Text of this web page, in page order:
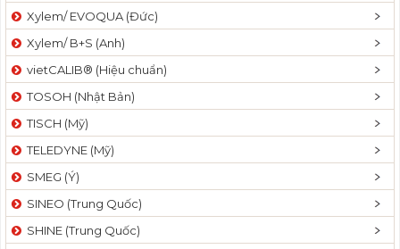
v
a
t
n
Xylem/ EVOQUA (Đức)
Xylem/ B+S (Anh)
vietCALIB® (Hiệu chuẩn)
TOSOH (Nhật Bản)
TISCH (Mỹ)
TELEDYNE (Mỹ)
SMEG (Ý)
SINEO (Trung Quốc)
SHINE (Trung Quốc)